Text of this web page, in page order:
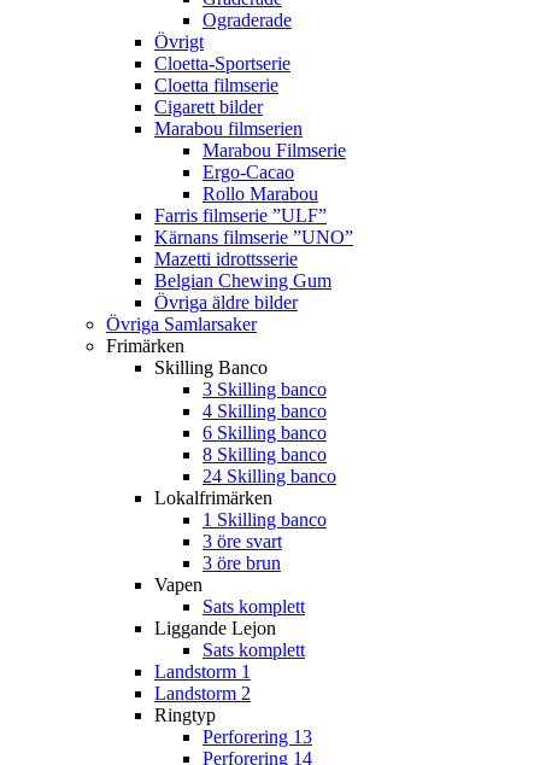
Ograderade
Övrigt
Cloetta-Sportserie
Cloetta filmserie
Cigarett bilder
Marabou filmserien
Marabou Filmserie
Ergo-Cacao
Rollo Marabou
Farris filmserie ”ULF”
Kärnans filmserie ”UNO”
Mazetti idrottsserie
Belgian Chewing Gum
Övriga äldre bilder
Övriga Samlarsaker
Frimärken
Skilling Banco
3 Skilling banco
4 Skilling banco
6 Skilling banco
8 Skilling banco
24 Skilling banco
Lokalfrimärken
1 Skilling banco
3 öre svart
3 öre brun
Vapen
Sats komplett
Liggande Lejon
Sats komplett
Landstorm 1
Landstorm 2
Ringtyp
Perforering 13
Perforering 14